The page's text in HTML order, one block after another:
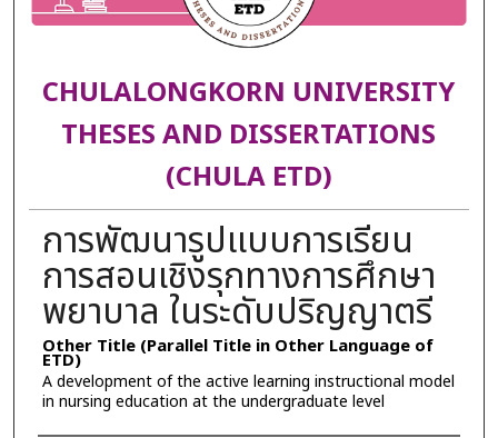
CHULALONGKORN UNIVERSITY
THESES AND DISSERTATIONS
(CHULA ETD)
การพัฒนารูปแบบการเรียน
การสอนเชิงรุกทางการศึกษา
พยาบาล ในระดับปริญญาตรี
Other Title (Parallel Title in Other Language of
ETD)
A development of the active learning instructional model
in nursing education at the undergraduate level